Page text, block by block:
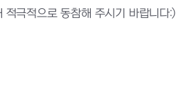
극적으로 동참해 주시기 바랍니다:)